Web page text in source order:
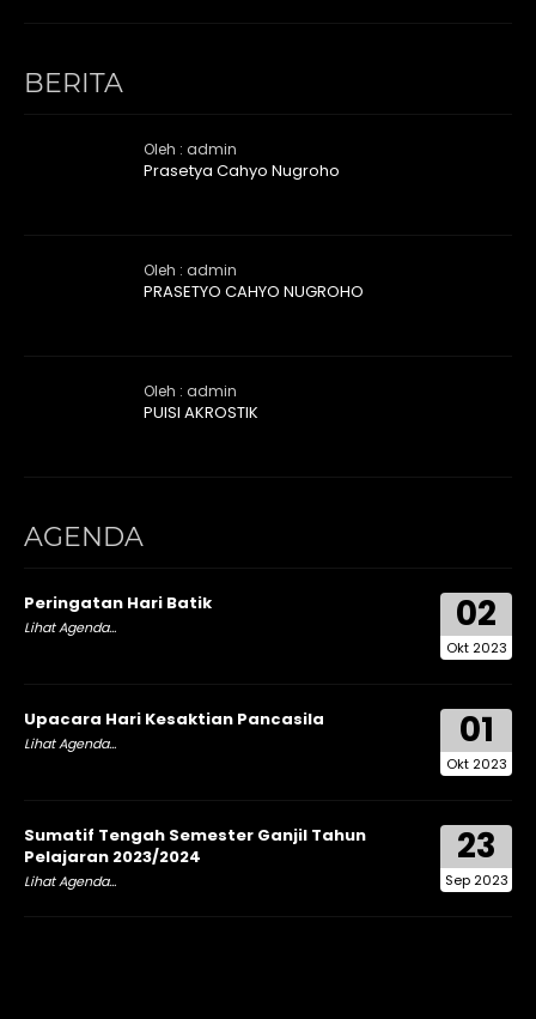
BERITA
Oleh : admin
Prasetya Cahyo Nugroho
Oleh : admin
PRASETYO CAHYO NUGROHO
Oleh : admin
PUISI AKROSTIK
AGENDA
02
Okt 2023
Peringatan Hari Batik
Lihat Agenda...
01
Okt 2023
Upacara Hari Kesaktian Pancasila
Lihat Agenda...
23
Sep 2023
Sumatif Tengah Semester Ganjil Tahun
Pelajaran 2023/2024
Lihat Agenda...